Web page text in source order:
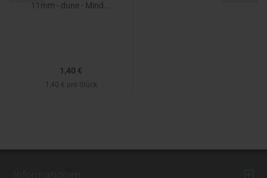
11mm - dune - Mind...
1,40 €
1,40 € pro Stück